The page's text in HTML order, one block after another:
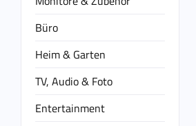
Büro
Heim & Garten
TV, Audio & Foto
Entertainment